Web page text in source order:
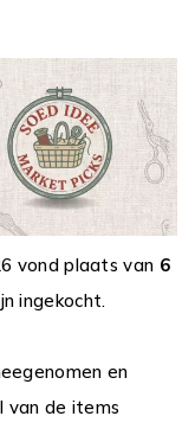
vond plaats van 6
ingekocht.
en
van de items